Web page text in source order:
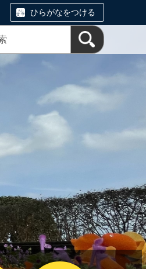
ひらがなをつける